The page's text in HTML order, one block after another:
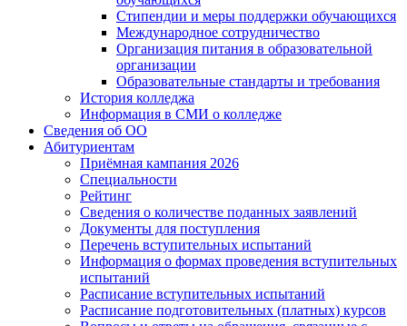
Стипендии и меры поддержки обучающихся
Международное сотрудничество
Организация питания в образовательной
организации
Образовательные стандарты и требования
История колледжа
Информация в СМИ о колледже
Сведения об ОО
Абитуриентам
Приёмная кампания 2026
Специальности
Рейтинг
Сведения о количестве поданных заявлений
Документы для поступления
Перечень вступительных испытаний
Информация о формах проведения вступительных
испытаний
Расписание вступительных испытаний
Расписание подготовительных (платных) курсов